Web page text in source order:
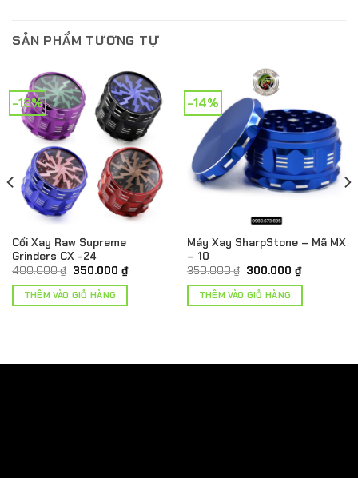
SẢN PHẨM TƯƠNG TỰ
-13%
Cối Xay Raw Supreme
Grinders CX -24
400.000₫ Giá
là:
400.000 ₫.
350.000 ₫Giá
hiện
THÊM VÀO GIỎ HÀNG
-14%
Máy Xay SharpStone – Mã MX
– 10
350.000₫ Giá
là:
350.000 ₫.
300.000 ₫Giá
hiện
tại
là:
THÊM VÀO GIỎ HÀNG